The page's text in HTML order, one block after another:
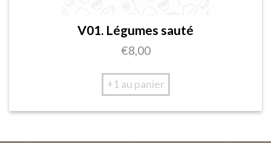
V01. Légumes sauté
€8,00
+1 au panier